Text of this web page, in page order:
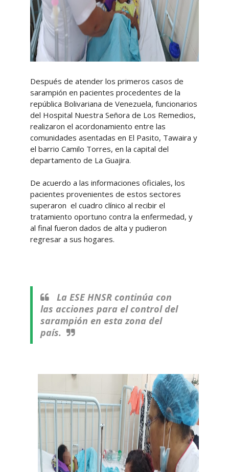
Después de atender los primeros casos de
sarampión en pacientes procedentes de la
república Bolivariana de Venezuela, funcionarios
del Hospital Nuestra Señora de Los Remedios,
realizaron el acordonamiento entre las
comunidades asentadas en El Pasito, Tawaira y
el barrio Camilo Torres, en la capital del
departamento de La Guajira.
De acuerdo a las informaciones oficiales, los
pacientes provenientes de estos sectores
superaron el cuadro clínico al recibir el
tratamiento oportuno contra la enfermedad, y
al final fueron dados de alta y pudieron
regresar a sus hogares.
La ESE HNSR continúa con
las acciones para el control del
sarampión en esta zona del
país.